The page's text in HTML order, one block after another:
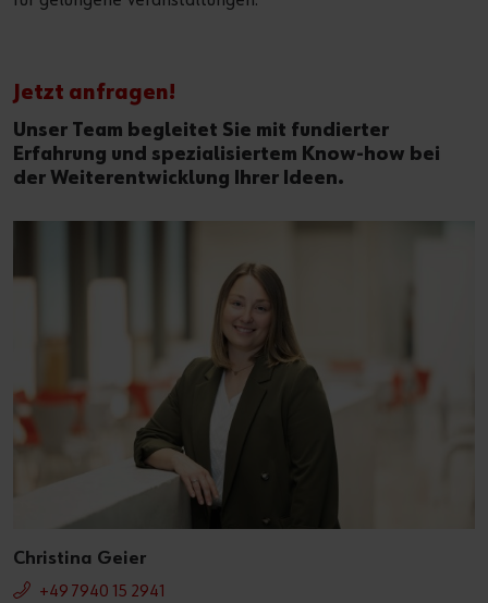
Jetzt anfragen!
Unser Team begleitet Sie mit fundierter
Erfahrung und spezialisiertem Know-how bei
der Weiterentwicklung Ihrer Ideen.
Christina Geier
+49 7940 15 2941